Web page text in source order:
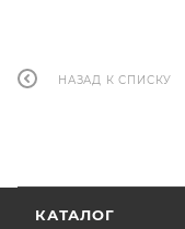
НАЗАД К СПИСКУ
КАТАЛОГ